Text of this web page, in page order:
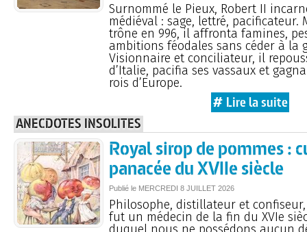
Surnommé le Pieux, Robert II
médiéval : sage, lettré, pacificateur.
trône en 996, il affronta famines,
ambitions féodales sans céder à la
Visionnaire et conciliateur, il
d’Italie, pacifia ses vassaux et
rois d’Europe.
# Lire la suite
ANECDOTES INSOLITES
Royal sirop de pommes :
panacée du XVIIe siècle
Publié le MERCREDI 8 JUILLET 2026
Philosophe, distillateur et
fut un médecin de la fin du XVIe